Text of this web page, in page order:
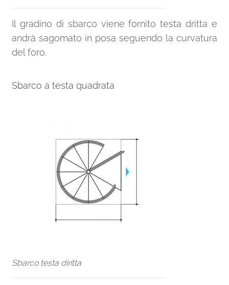
Il gradino di sbarco viene fornito testa dritta e
andrà sagomato in posa seguendo la curvatura
del foro.
Sbarco a testa quadrata
Sbarco testa diritta